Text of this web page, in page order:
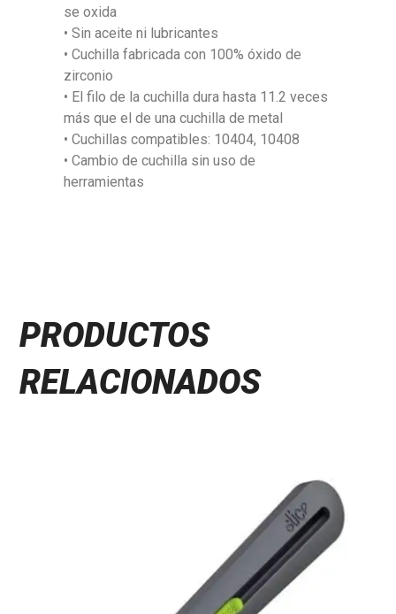
se oxida
• Sin aceite ni lubricantes
• Cuchilla fabricada con 100% óxido de
zirconio
• El filo de la cuchilla dura hasta 11.2 veces
más que el de una cuchilla de metal
• Cuchillas compatibles: 10404, 10408
• Cambio de cuchilla sin uso de
herramientas
PRODUCTOS
RELACIONADOS